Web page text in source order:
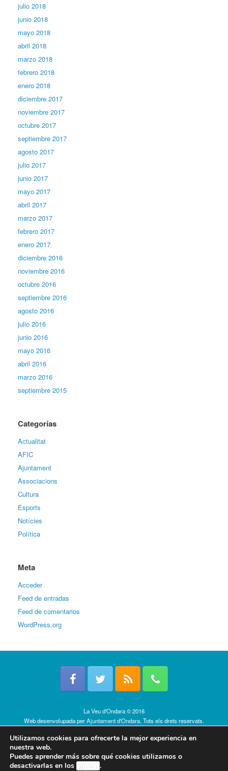
julio 2018
junio 2018
mayo 2018
abril 2018
marzo 2018
febrero 2018
enero 2018
diciembre 2017
noviembre 2017
octubre 2017
septiembre 2017
agosto 2017
julio 2017
junio 2017
mayo 2017
abril 2017
marzo 2017
febrero 2017
enero 2017
diciembre 2016
noviembre 2016
octubre 2016
septiembre 2016
agosto 2016
julio 2016
junio 2016
mayo 2016
abril 2016
marzo 2016
septiembre 2015
Categorías
Actualitat
AFIC
Ajuntament
Associacions
Cultura
Esports
Notícies
Política
Meta
Acceder
Feed de entradas
Feed de comentarios
WordPress.org
La Veu d'Ondara © 2016
Web desenvolupada perAjuntament d'Ondara. Tots els drets reservats.
Utilizamos cookies para ofrecerte la mejor experiencia en
nuestra web.
Puedes aprender más sobre qué cookies utilizamos o
desactivarlas en los ajustes.